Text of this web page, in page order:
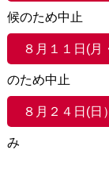
候のため中止
８月１１日(
のため中止
８月２４日(
み